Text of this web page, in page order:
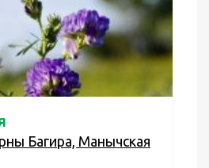
Багира, Манычская